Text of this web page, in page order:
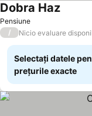
Pensiune
Dobra HazVedeți
/ Nicio evaluare
Selectați datele
prețurile exacte